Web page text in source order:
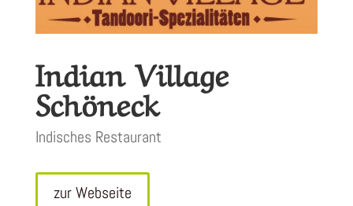
Indian Village
Schöneck
Indisches Restaurant
zur Webseite